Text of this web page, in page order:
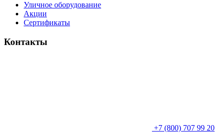
Уличное оборудование
Акции
Сертификаты
Контакты
+7 (800) 707 99 20